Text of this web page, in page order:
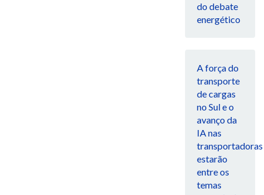
do debate
energético
A força do
transporte
de cargas
no Sul e o
avanço da
IA nas
transportadoras
estarão
entre os
temas